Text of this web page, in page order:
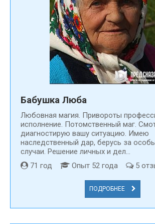
Бабушка Люба
Любовная магия. Привороты
исполнение. Потомственный маг.
диагностирую вашу ситуацию. Имею
наследственный дар, берусь за
случаи. Решение личных и дел...
71 год
Опыт 52 года 5
ПОДРОБНЕЕ